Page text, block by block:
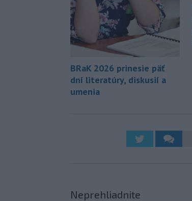
BRaK 2026 prinesie päť
dní literatúry, diskusií a
umenia
Neprehliadnite